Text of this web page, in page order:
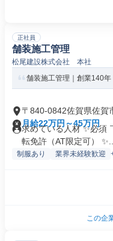
正社員
舗装施工管理
松尾建設株式会社 本社
舗装施工管理｜創業140年
〒840-0842佐賀県佐賀
月給22万円～45万円
求めている人材 ✨必須
転免許（AT限定可） ✨...
制服あり 業界未経験歓迎
この企